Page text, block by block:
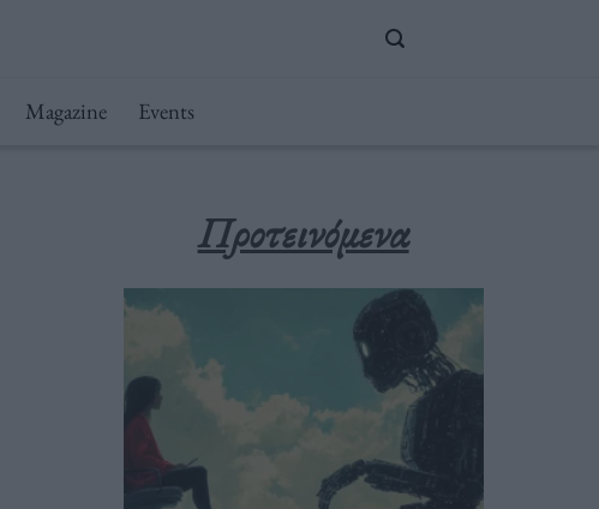
Magazine Events
Προτεινόμενα